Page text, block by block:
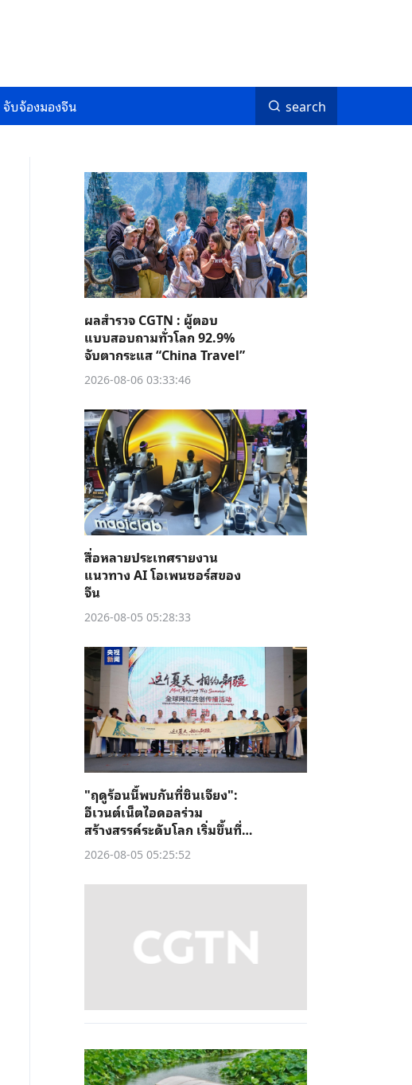
จับจ้องมองจีน search
ผลสำรวจ CGTN : ผู้ตอบ
แบบสอบถามทั่วโลก 92.9%
จับตากระแส “China Travel”
2026-08-06 03:33:46
สื่อหลายประเทศรายงาน
แนวทาง AI โอเพนซอร์สของ
จีน
2026-08-05 05:28:33
"ฤดูร้อนนี้พบกันที่ซินเจียง":
อีเวนต์เน็ตไอดอลร่วม
สร้างสรรค์ระดับโลก เริ่มขึ้นที่คู่
เชอ
2026-08-05 05:25:52